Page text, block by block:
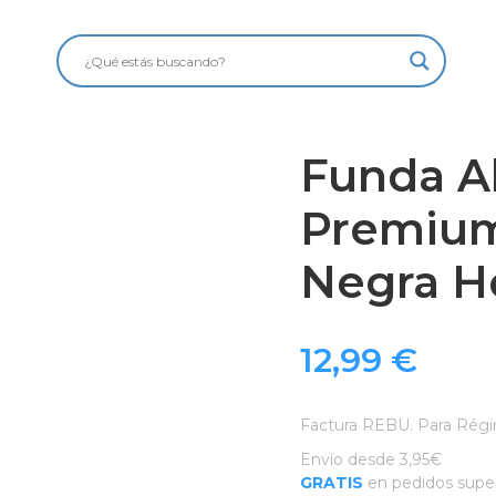
Funda
Negra
12,99 €
Factura REBU. Para
Envío desde 3,95€
GRATIS en pedidos